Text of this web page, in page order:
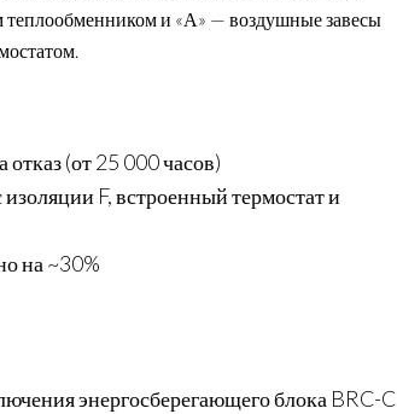
теплообменником и «А» — воздушные завесы
(от 25 000 часов)
F, встроенный термостат и
на ~30%
энергосберегающего блока BRC-C